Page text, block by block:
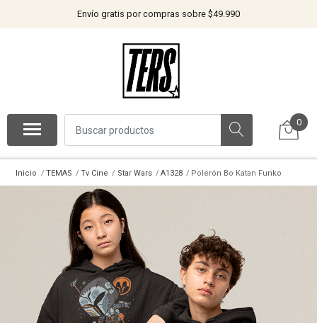
Envío gratis por compras sobre $49.990
0
Inicio TEMAS Tv Cine Star Wars A1328 Polerón Bo Katan Funko